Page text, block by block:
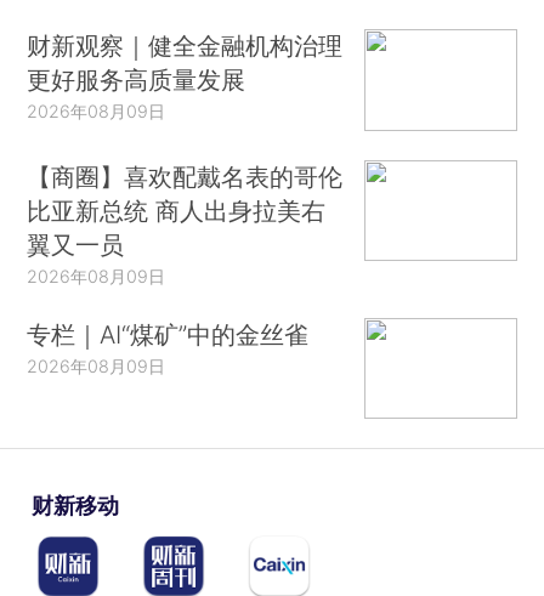
财新观察｜健全金融机构治理
更好服务高质量发展
2026年08月09日
【商圈】喜欢配戴名表的哥伦
比亚新总统 商人出身拉美右
翼又一员
2026年08月09日
专栏｜AI“煤矿”中的金丝雀
2026年08月09日
财新移动